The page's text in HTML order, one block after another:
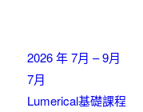
2026 年 7月 – 9月
7月
Lumerical基礎課程